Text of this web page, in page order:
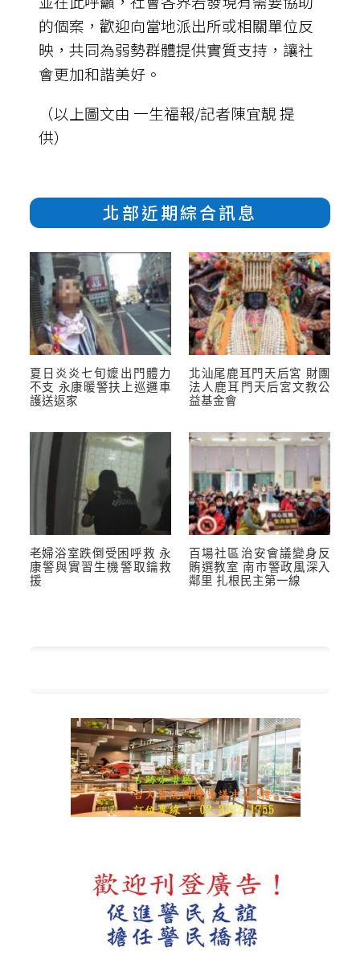
的個案，歡迎向當地派出所或相關單位反
映，共同為弱勢群體提供實質支持，讓社
會更加和諧美好。
（以上圖文由 一生福報/記者陳宜靚 提
供）
北部近期綜合訊息
夏日炎炎七旬嬤出門體力
不支 永康暖警扶上巡邏車
護送返家
北汕尾鹿耳門天后宮 財團
法人鹿耳門天后宮文教公
益基金會
老婦浴室跌倒受困呼救 永
康警與實習生機警取鑰救
援
百場社區治安會議變身反
賄選教室 南市警政風深入
鄰里 扎根民主第一線